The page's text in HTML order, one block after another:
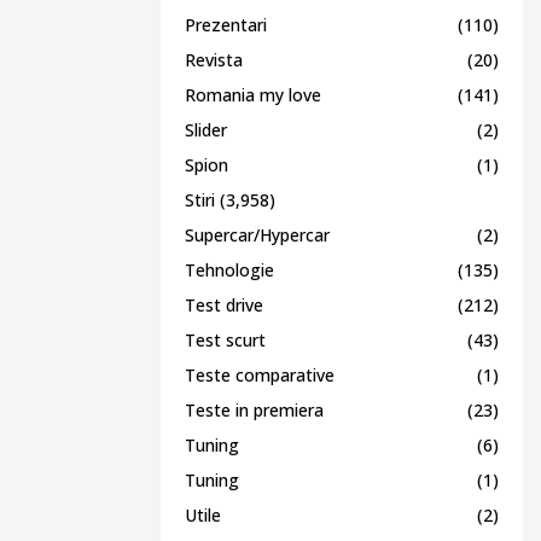
Prezentari
(110)
Revista
(20)
Romania my love
(141)
Slider
(2)
Spion
(1)
Stiri (3,958)
Supercar/Hypercar
(2)
Tehnologie
(135)
Test drive
(212)
Test scurt
(43)
Teste comparative
(1)
Teste in premiera
(23)
Tuning
(6)
Tuning
(1)
Utile
(2)